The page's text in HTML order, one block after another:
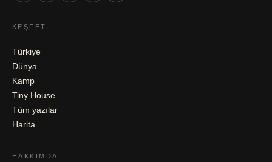
KEŞFET
Türkiye
Dünya
Kamp
Tiny House
Tüm yazılar
Harita
HAKKIMDA